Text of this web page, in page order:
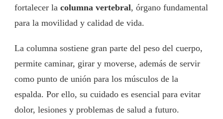
fortalecer la columna vertebral, órgano fundamental
para la movilidad y calidad de vida.
La columna sostiene gran parte del peso del cuerpo,
permite caminar, girar y moverse, además de servir
como punto de unión para los músculos de la
espalda. Por ello, su cuidado es esencial para evitar
dolor, lesiones y problemas de salud a futuro.